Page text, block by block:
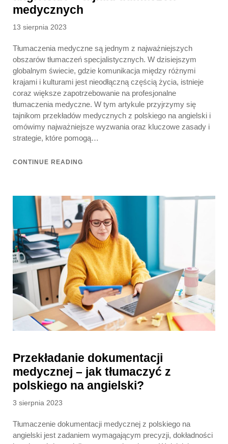
medycznych
Posted
13 sierpnia 2023
Tłumaczenia medyczne są jednym z najważniejszych
obszarów tłumaczeń specjalistycznych. W dzisiejszym
globalnym świecie, gdzie komunikacja między różnymi
krajami i kulturami jest nieodłączną częścią życia, istnieje
coraz większe zapotrzebowanie na profesjonalne
tłumaczenia medyczne. W tym artykule przyjrzymy się
tajnikom przekładów medycznych z polskiego na angielski i
omówimy najważniejsze wyzwania oraz kluczowe zasady i
strategie, które pomogą…
CONTINUE READING
Przekładanie dokumentacji
medycznej – jak tłumaczyć z
polskiego na angielski?
Posted
3 sierpnia 2023
Tłumaczenie dokumentacji medycznej z polskiego na
angielski jest zadaniem wymagającym precyzji, dokładności